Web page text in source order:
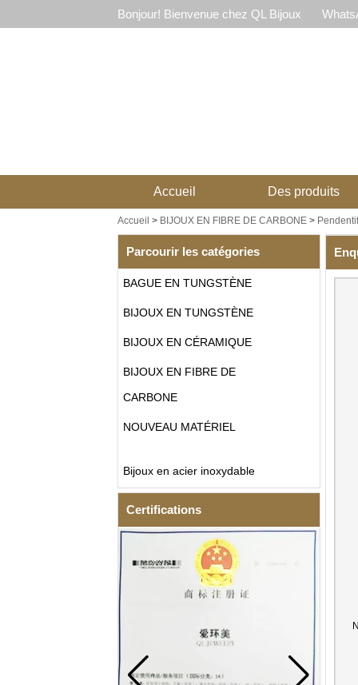
Bonjour! Bienvenue chez QL Bijoux
Accueil Des produits
Accueil > BIJOUX EN FIBRE DE CARBONE>
Parcourir les catégories
BAGUE EN TUNGSTÈNE
BIJOUX EN TUNGSTÈNE
BIJOUX EN CÉRAMIQUE
BIJOUX EN FIBRE DE
CARBONE
NOUVEAU MATÉRIEL
Bijoux en acier inoxydable
Certifications